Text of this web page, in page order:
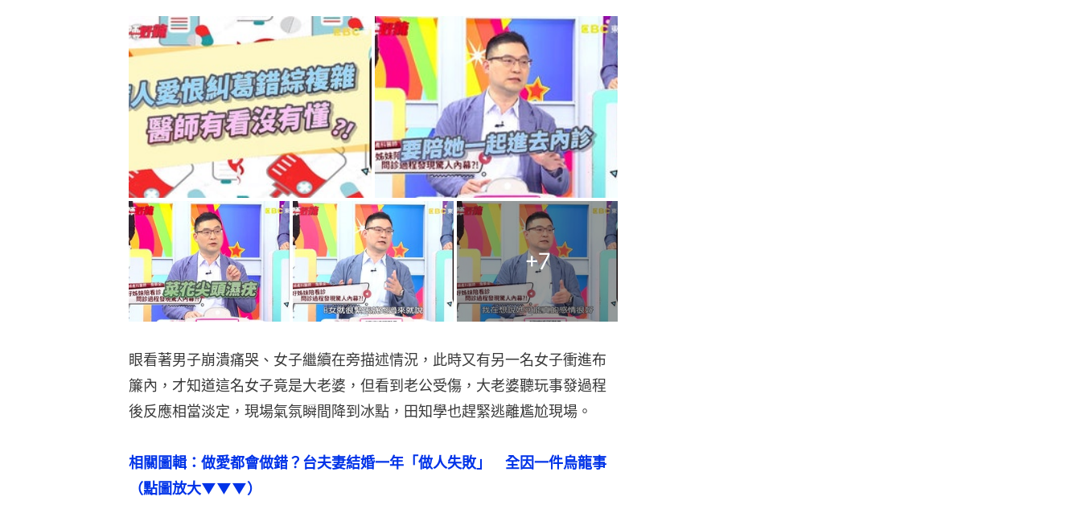
+7
眼看著男子崩潰痛哭、女子繼續在旁描述情況，此時又有另一名女子衝進布
簾內，才知道這名女子竟是大老婆，但看到老公受傷，大老婆聽玩事發過程
後反應相當淡定，現場氣氛瞬間降到冰點，田知學也趕緊逃離尷尬現場。
相關圖輯：做愛都會做錯？台夫妻結婚一年「做人失敗」　全因一件烏龍事
（點圖放大▼▼▼）